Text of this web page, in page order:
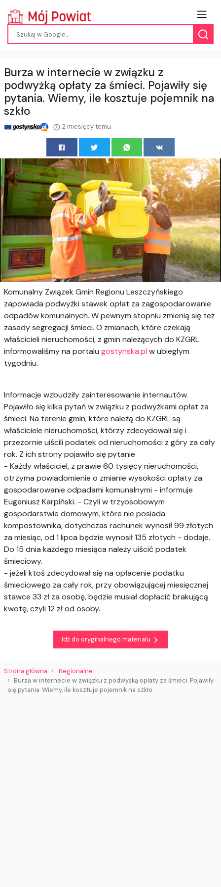
Burza w internecie w związku z
podwyżką opłaty za śmieci. Pojawiły się
pytania. Wiemy, ile kosztuje pojemnik na
szkło
2 miesięcy temu
Komunalny Związek Gmin Regionu Leszczyńskiego
zapowiada podwyżki stawek opłat za zagospodarowanie
odpadówkomunalnych. W pewnym stopniu zmienią się też
zasady segregacji śmieci. O zmianach, które czekają
właścicieli nieruchomości, z gmin należących do KZGRL
informowaliśmy na portalu gostynska.pl w ubiegłym
tygodniu.
Informacje wzbudziły zainteresowanie internautów.
Pojawiło się kilka pytań w związku z podwyżkami opłat za
śmieci. Na terenie gmin, które należą do KZGRL są
właściciele nieruchomości, którzy zdecydowali się i
przezornie uiścili podatek od nieruchomości z góry za cały
rok. Z ich strony pojawiło się pytanie
- Każdy właściciel, z prawie 60 tysięcy nieruchomości,
otrzyma powiadomienie o zmianie wysokości opłaty za
gospodarowanie odpadami komunalnymi - informuje
Eugeniusz Karpiński. - Czyli w trzyosobowym
gospodarstwie domowym, które nie posiada
kompostownika, dotychczas rachunek wynosił 99 złotych
za miesiąc, od 1 lipca będzie wynosił 135 złotych - dodaje.
Do 15 dnia każdego miesiąca należy uiścić podatek
śmieciowy.
- jeżeli ktoś zdecydował się na opłacenie podatku
śmieciowego za cały rok, przy obowiązującej miesięcznej
stawce 33 zł za osobę, będzie musiał dopłacić brakującą
kwotę, czyli 12 zł od osoby.
Idź do oryginalnego materiału
Strona główna
Regionalne
Burza w internecie w związku z podwyżką opłaty za śmieci. Pojawiły
się pytania. Wiemy, ile kosztuje pojemnik na szkło